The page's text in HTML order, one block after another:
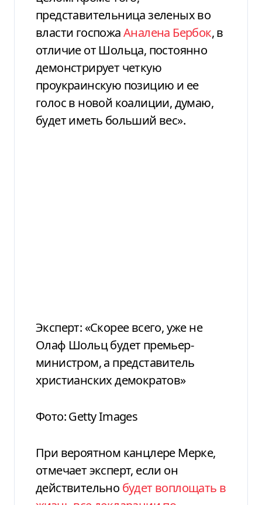
представительница зеленых во
власти госпожаАналена Бербок, в
отличие от Шольца, постоянно
демонстрирует четкую
проукраинскую позицию и ее
голос в новой коалиции, думаю,
будет иметь больший вес».
Эксперт: «Скорее всего, уже не
Олаф Шольц будет премьер-
министром, а представитель
христианских демократов»
Фото: Getty Images
При вероятном канцлере Мерке,
отмечает эксперт, если он
действительно будет воплощать в